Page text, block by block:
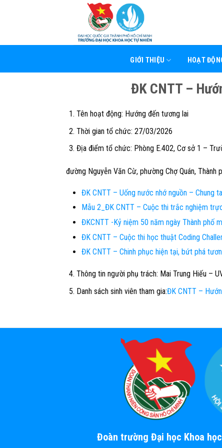
GIỚI THIỆU HOẠT
ĐK CNTT –
Tên hoạt động: Hướng đến tương lai
Thời gian tổ chức: 27/03/2026
Địa điểm tổ chức: Phòng E.402, Cơ sở 1 –
đường Nguyễn Văn Cừ, phường Chợ Quán, Thành
ĐK CNTT – Uống nước nhớ nguồn – Chung
Mẫu 2_ĐK CNTT – Cuộc thi trắc nghiệm
ĐKCNTT -Kỷ niệm 50 năm ngày Thành phố
ĐK CNTT – Cuộc thi học thuật Coding
ĐK CNTT – Chinh phục hiện tại, bứt phá
Thông tin người phụ trách: Mai Trung Hiếu –
Danh sách sinh viên tham gia:ĐK CNTT –
Đoàn trường Đại học Khoa